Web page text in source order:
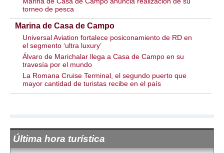
torneo de pesca
Marina de Casa de Campo
Universal Aviation fortalece posiconamiento de RD en
el segmento ‘ultra luxury’
Álvaro de Marichalar llega a Casa de Campo en su
travesía por el mundo
La Romana Cruise Terminal, el segundo puerto que
mayor cantidad de turistas recibe en el país
Última hora turística